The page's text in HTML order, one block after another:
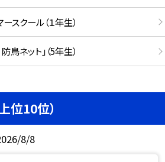
スクール（１年生）
ネット」（5年生）
位10位）
8/8